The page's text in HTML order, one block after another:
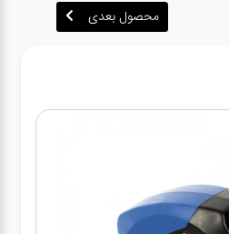
محصول بعدی